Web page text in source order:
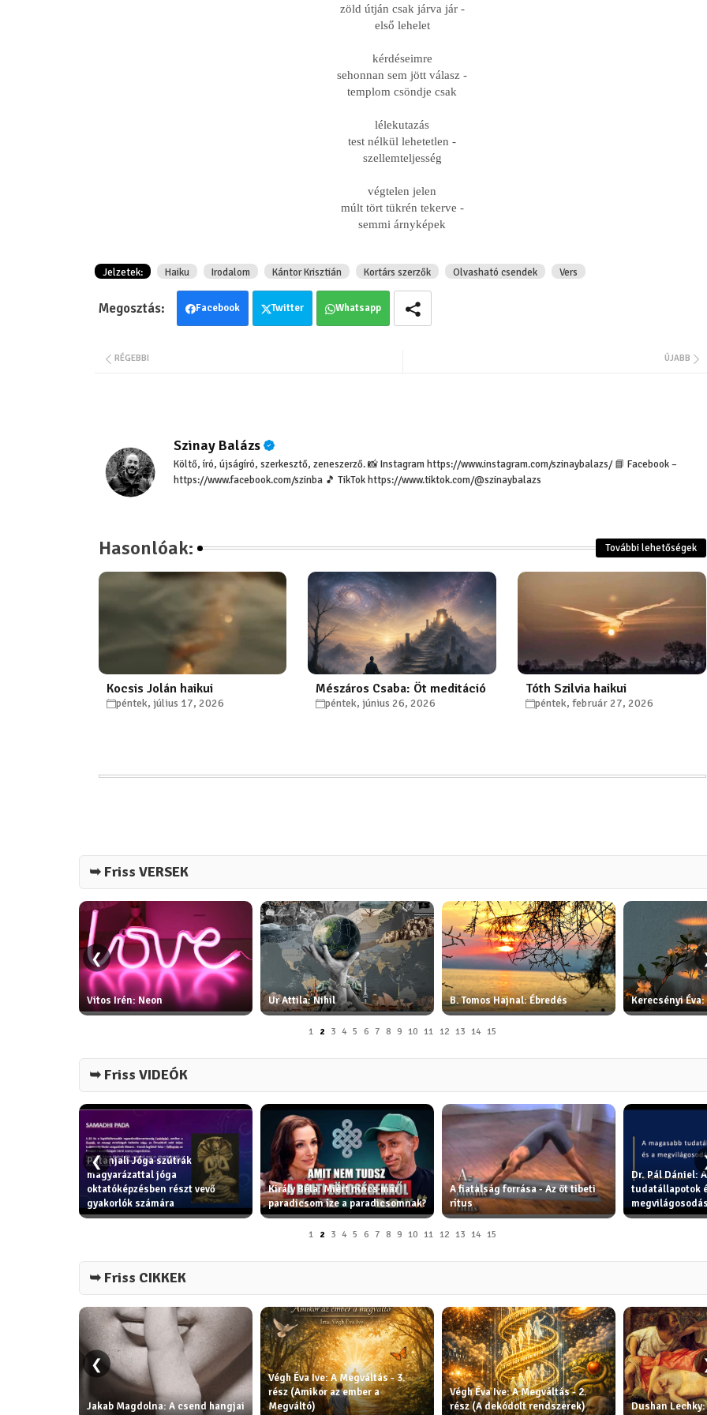
zöld útján csak járva jár -
első lehelet
kérdéseimre
sehonnan sem jött válasz -
templom csöndje csak
lélekutazás
test nélkül lehetetlen -
szellemteljesség
végtelen jelen
múlt tört tükrén tekerve -
semmi árnyképek
Jelzetek: Haiku Irodalom Kántor Krisztián Kortárs szerzők Olvasható csendek Vers
Facebook Twitter Whatsapp
ÚJABB
RÉGEBBI
Szinay Balázs
Költő, író, újságíró, szerkesztő, zeneszerző. 📸 Instagram https://www.instagram.com/szinaybalazs/ 📘 Facebook –
https://www.facebook.com/szinba 🎵 TikTok https://www.tiktok.com/@szinaybalazs
Hasonlóak: További lehetőségek
Kocsis Jolán haikui
péntek, július 17, 2026
Mészáros Csaba: Öt meditáció
péntek, június 26, 2026
Tóth Szilvia haikui
péntek, február 27, 2026
➥ Friss VERSEK
❮
Vitos Irén: Neon
Ur Attila: Nihil B. Tomos Hajnal: Ébredés Kerecsényi Éva:
1 2 3 4 5 6 7 8 9 10 11 12 13 14 15
➥ Friss VIDEÓK
❮
Patanjali Jóga szútrák
magyarázattal jóga
oktatóképzésben részt vevő
gyakorlók számára
Király Béla: Miért nincs már
paradicsom íze a paradicsomnak?
A fiatalság forrása - Az öt tibeti
rítus
Dr. Pál Dániel: A
tudatállapotok
megvilágosodás
1 2 3 4 5 6 7 8 9 10 11 12 13 14 15
➥ Friss CIKKEK
❮
Jakab Magdolna: A csend hangjai
Végh Éva Ive: A Megváltás - 3.
rész (Amikor az ember a
Megváltó)
Végh Éva Ive: A Megváltás - 2.
rész (A dekódolt rendszerek)
Dushan Lechky:
tanítások, melyek